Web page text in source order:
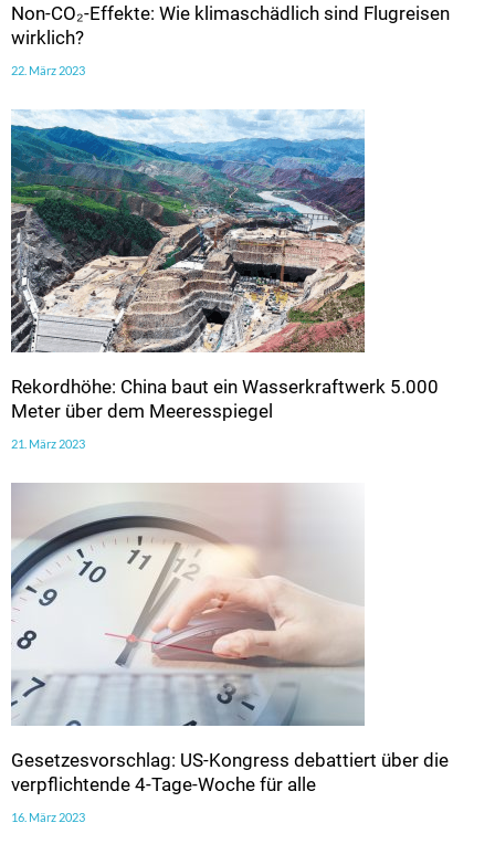
Non-CO₂-Effekte: Wie klimaschädlich sind Flugreisen
wirklich?
22. März 2023
Rekordhöhe: China baut ein Wasserkraftwerk 5.000
Meter über dem Meeresspiegel
21. März 2023
Gesetzesvorschlag: US-Kongress debattiert über die
verpflichtende 4-Tage-Woche für alle
16. März 2023